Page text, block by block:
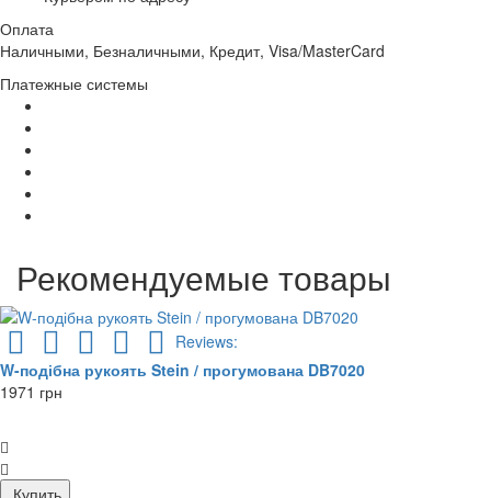
Оплата
Наличными, Безналичными, Кредит, Visa/MasterCard
Платежные системы
Рекомендуемые товары
Reviews:
W-подібна рукоять Stein / прогумована DB7020
1971 грн